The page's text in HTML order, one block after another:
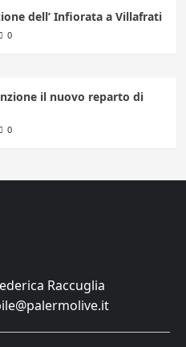
dell’ Infiorata a Villafrati
0
il nuovo reparto di
0
Raccuglia